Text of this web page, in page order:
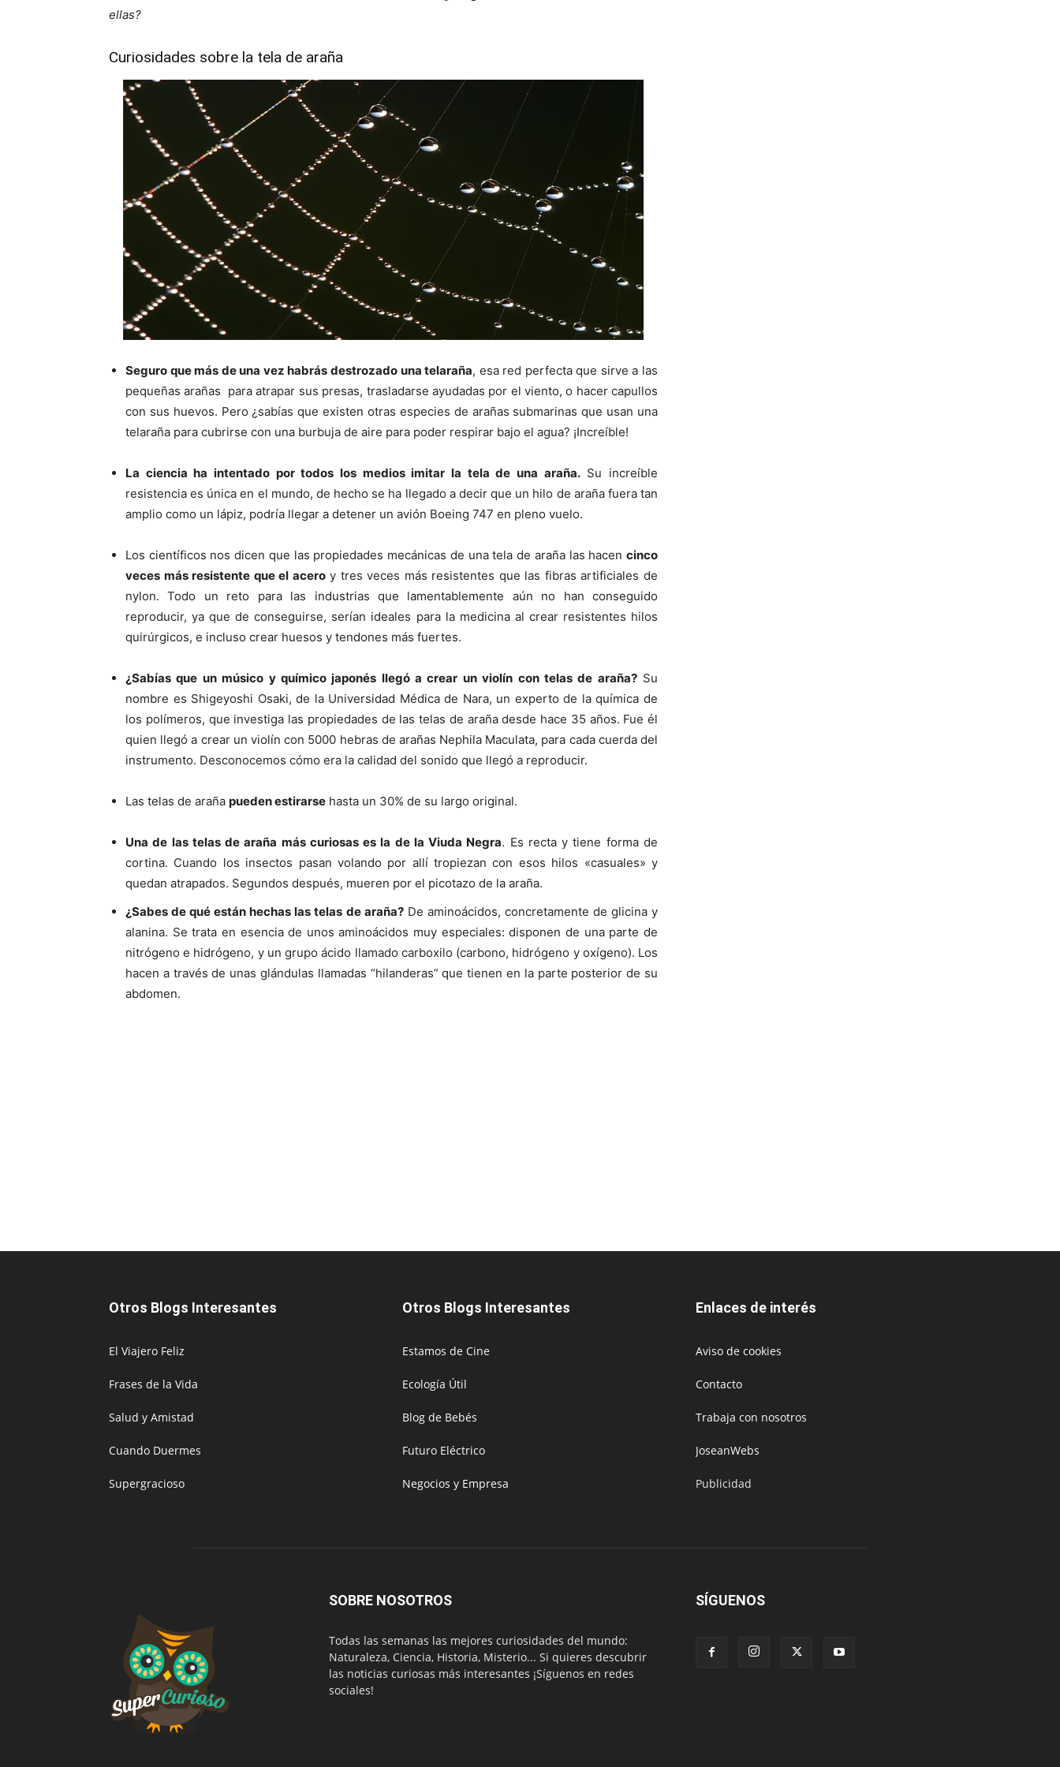
ellas?
Curiosidades sobre la tela de araña
Seguro que más de una vez habrás destrozado una telaraña, esa red perfecta que sirve a las
pequeñas arañas para atrapar sus presas, trasladarse ayudadas por el viento, o hacer capullos
con sus huevos. Pero ¿sabías que existen otras especies de arañas submarinas que usan una
telaraña para cubrirse con una burbuja de aire para poder respirar bajo el agua? ¡Increíble!
La ciencia ha intentado por todos los medios imitar la tela de una araña.Su increíble
resistencia es única en el mundo, de hecho se ha llegado a decir que un hilo de araña fuera tan
amplio como un lápiz, podría llegar a detener un avión Boeing 747 en pleno vuelo.
Los científicos nos dicen que las propiedades mecánicas de una tela de araña las hacen cinco
veces más resistente que el aceroy tres veces más resistentes que las fibras artificiales de
nylon. Todo un reto para las industrias que lamentablemente aún no han conseguido
reproducir, ya que de conseguirse, serían ideales para la medicina al crear resistentes hilos
quirúrgicos, e incluso crear huesos y tendones más fuertes.
¿Sabías que un músico y químico japonés llegó a crear un violín con telas de araña?Su
nombre es Shigeyoshi Osaki, de la Universidad Médica de Nara, un experto de la química de
los polímeros, que investiga las propiedades de las telas de araña desde hace 35 años. Fue él
quien llegó a crear un violín con 5000 hebras de arañas Nephila Maculata, para cada cuerda del
instrumento. Desconocemos cómo era la calidad del sonido que llegó a reproducir.
Las telas de araña pueden estirarse hasta un 30% de su largo original.
Una de las telas de araña más curiosas es la de la Viuda Negra. Es recta y tiene forma de
cortina. Cuando los insectos pasan volando por allí tropiezan con esos hilos «casuales» y
quedan atrapados. Segundos después, mueren por el picotazo de la araña.
¿Sabes de qué están hechas las telas de araña?De aminoácidos, concretamente de glicina y
alanina. Se trata en esencia de unos aminoácidos muy especiales: disponen de una parte de
nitrógeno e hidrógeno, y un grupo ácido llamado carboxilo (carbono, hidrógeno y oxígeno). Los
hacen a través de unas glándulas llamadas “hilanderas” que tienen en la parte posterior de su
abdomen.
Otros Blogs Interesantes
El Viajero Feliz
Frases de la Vida
Salud y Amistad
Cuando Duermes
Supergracioso
Otros Blogs Interesantes
Estamos de Cine
Ecología Útil
Blog de Bebés
Futuro Eléctrico
Negocios y Empresa
Enlaces de interés
Aviso de cookies
Contacto
Trabaja con nosotros
JoseanWebs
Publicidad
SOBRE NOSOTROS
Todas las semanas las mejores curiosidades del mundo:
Naturaleza, Ciencia, Historia, Misterio... Si quieres descubrir
las noticias curiosas más interesantes ¡Síguenos en redes
sociales!
SÍGUENOS